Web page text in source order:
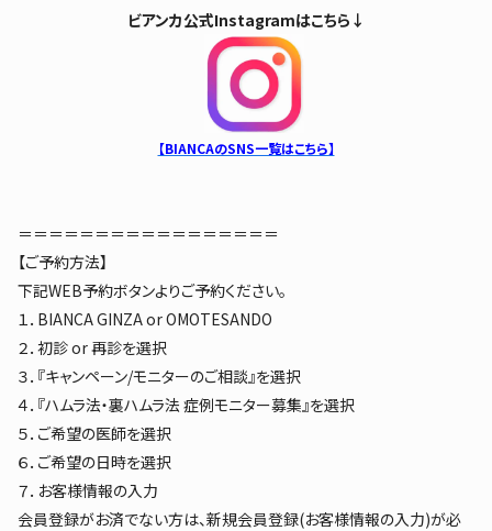
ビアンカ公式Instagramはこちら↓
【BIANCAのSNS一覧はこちら】
＝＝＝＝＝＝＝＝＝＝＝＝＝＝＝＝＝
【ご予約方法】
下記WEB予約ボタンよりご予約ください。
１．BIANCA GINZA or OMOTESANDO
２．初診 or 再診を選択
３．『キャンペーン/モニターのご相談』を選択
４．『ハムラ法・裏ハムラ法 症例モニター募集 』を選択
５．ご希望の医師を選択
６．ご希望の日時を選択
７．お客様情報の入力
会員登録がお済でない方は、新規会員登録(お客様情報の入力)が必